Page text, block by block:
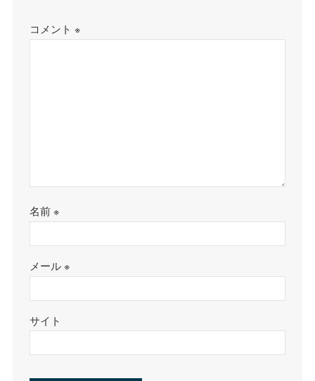
コメント※
名前※
メール※
サイト